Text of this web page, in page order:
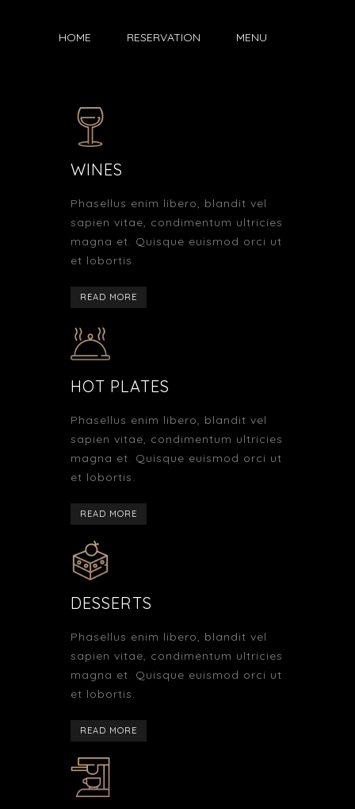
HOME RESERVATION MENU
WINES
Phasellus enim libero, blandit vel
sapien vitae, condimentum ultricies
magna et. Quisque euismod orci ut
et lobortis.
READ MORE
HOT PLATES
Phasellus enim libero, blandit vel
sapien vitae, condimentum ultricies
magna et. Quisque euismod orci ut
et lobortis.
READ MORE
DESSERTS
Phasellus enim libero, blandit vel
sapien vitae, condimentum ultricies
magna et. Quisque euismod orci ut
et lobortis.
READ MORE